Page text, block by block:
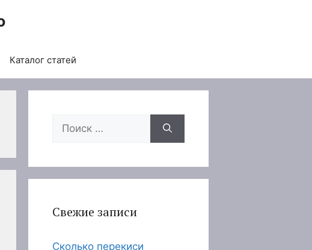
Каталог статей
Поиск:
Свежие записи
Сколько перекиси